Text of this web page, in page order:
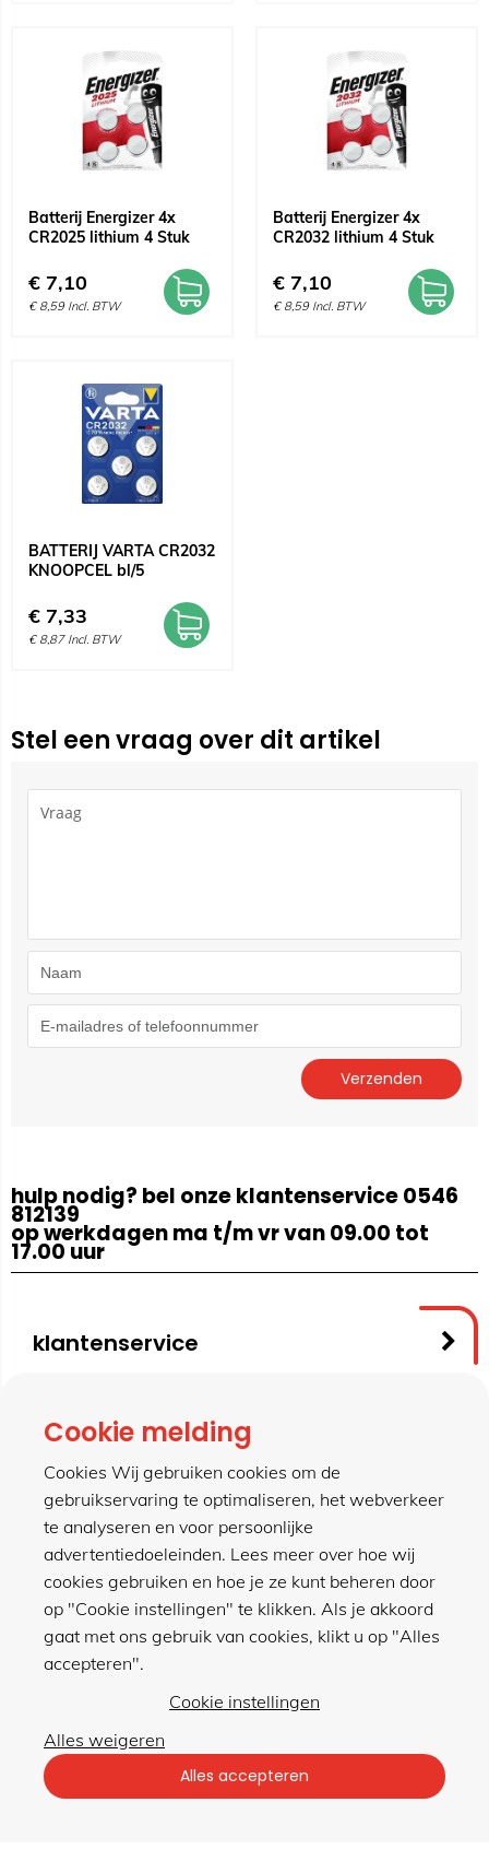
Batterij Energizer 4x
CR2025 lithium 4 Stuk
€ 7,10
€ 8,59 Incl. BTW
Batterij Energizer 4x
CR2032 lithium 4 Stuk
€ 7,10
€ 8,59 Incl. BTW
BATTERIJ VARTA CR2032
KNOOPCEL bl/5
€ 7,33
€ 8,87 Incl. BTW
Stel een vraag over dit artikel
hulp nodig? bel onze klantenservice 0546
812139
op werkdagen ma t/m vr van 09.00 tot
17.00 uur
klantenservice
contact
meer van hillen
winkel
Algemene voorwaarden
Cookie melding
Cookies Wij gebruiken cookies om de
gebruikservaring te optimaliseren, het webverkeer
te analyseren en voor persoonlijke
advertentiedoeleinden. Lees meer over hoe wij
cookies gebruiken en hoe je ze kunt beheren door
op "Cookie instellingen" te klikken. Als je akkoord
gaat met ons gebruik van cookies, klikt u op "Alles
accepteren".
Cookie instellingen
Alles weigeren
Alles accepteren